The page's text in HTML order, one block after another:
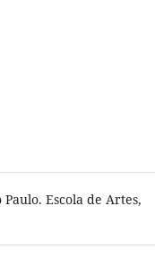
Escola de Artes,